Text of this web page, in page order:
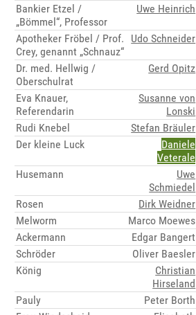
Bankier Etzel /
„Bömmel“, Professor
Uwe Heinrich
Apotheker Fröbel / Prof.
Crey, genannt „Schnauz“
Udo Schneider
Dr. med. Hellwig /
Oberschulrat
Gerd Opitz
Eva Knauer,
Referendarin
Susanne von
Lonski
Rudi Knebel
Stefan Bräuler
Der kleine Luck
Daniele
Veterale
Husemann
Uwe
Schmiedel
Rosen
Dirk Weidner
Melworm
Marco Moewes
Ackermann
Edgar Bangert
Schröder
Oliver Baesler
König
Christian
Hirseland
Pauly
Peter Borth